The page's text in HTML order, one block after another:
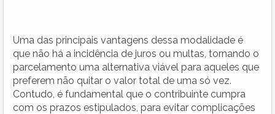
Uma das principais vantagens dessa modalidade é
que não há a incidência de juros ou multas, tornando o
parcelamento uma alternativa viável para aqueles que
preferem não quitar o valor total de uma só vez.
Contudo, é fundamental que o contribuinte cumpra
com os prazos estipulados, para evitar complicações